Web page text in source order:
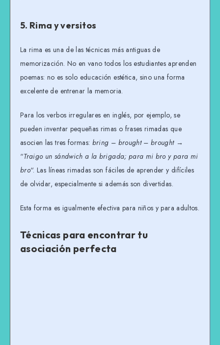
5. Rima y versitos
La rima es una de las técnicas más antiguas de
memorización. No en vano todos los estudiantes aprenden
poemas: no es solo educación estética, sino una forma
excelente de entrenar la memoria.
Para los verbos irregulares en inglés, por ejemplo, se
pueden inventar pequeñas rimas o frases rimadas que
asocien las tres formas: bring – brought – brought→
“Traigo un sándwich a la brigada; para mi bro y para mi
bro“. Las líneas rimadas son fáciles de aprender y difíciles
de olvidar, especialmente si además son divertidas.
Esta forma es igualmente efectiva para niños y para adultos.
Técnicas para encontrar tu
asociación perfecta